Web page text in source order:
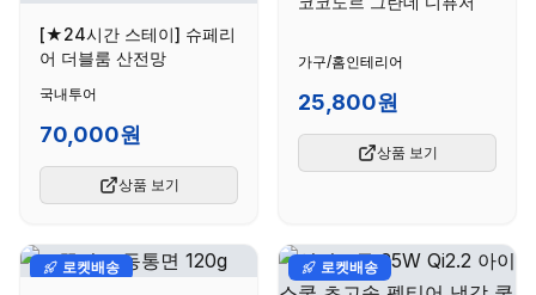
[★24시간 스테이] 슈페리
어 더블룸 산전망
국내투어
70,000원
상품 보기
가구/홈인테리어
25,800원
상품 보기
로켓배송 로켓배송